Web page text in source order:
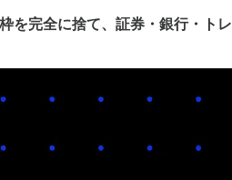
を完全に捨て、証券・銀行・